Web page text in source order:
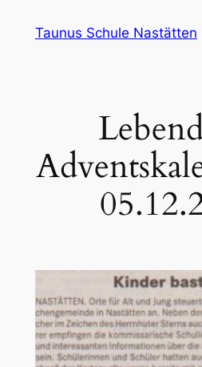
InhaltTaunus Schule Nastätten